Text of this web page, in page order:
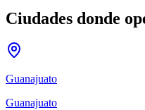
Ciudades donde
Guanajuato
Guanajuato